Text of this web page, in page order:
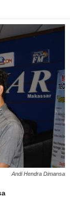
Andi Hendra Dimansa